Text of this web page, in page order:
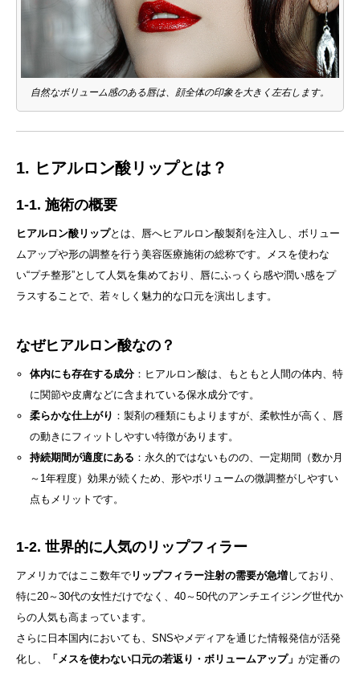
自然なボリューム感のある唇は、顔全体の印象を大きく左右します。
1. ヒアルロン酸リップとは？
1-1. 施術の概要
ヒアルロン酸リップとは、唇へヒアルロン酸製剤を注入し、ボリュー
ムアップや形の調整を行う美容医療施術の総称です。メスを使わな
い“プチ整形”として人気を集めており、唇にふっくら感や潤い感をプ
ラスすることで、若々しく魅力的な口元を演出します。
なぜヒアルロン酸なの？
体内にも存在する成分：ヒアルロン酸は、もともと人間の体内、特
に関節や皮膚などに含まれている保水成分です。
柔らかな仕上がり ：製剤の種類にもよりますが、柔軟性が高く、唇
の動きにフィットしやすい特徴があります。
持続期間が適度にある ：永久的ではないものの、一定期間（数か月
～1年程度）効果が続くため、形やボリュームの微調整がしやすい
点もメリットです。
1-2. 世界的に人気のリップフィラー
アメリカではここ数年で リップフィラー注射の需要が急増しており、
特に20～30代の女性だけでなく、40～50代のアンチエイジング世代か
らの人気も高まっています。
さらに日本国内においても、SNSやメディアを通じた情報発信が活発
化し、
「メスを使わない口元の若返り・ボリュームアップ」 が定番の